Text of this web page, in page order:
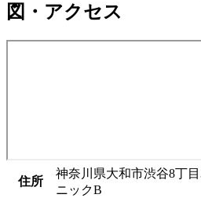
図・アクセス
住所
神奈川県大和市渋谷8丁
ニックB